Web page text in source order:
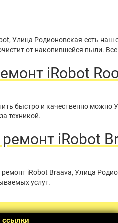
Улица Родионовская есть
от накопившейся пыли.
iRobot
быстро и качественно
техникой.
iRobot
iRobot Braava, Улица
услуг.
ссылки